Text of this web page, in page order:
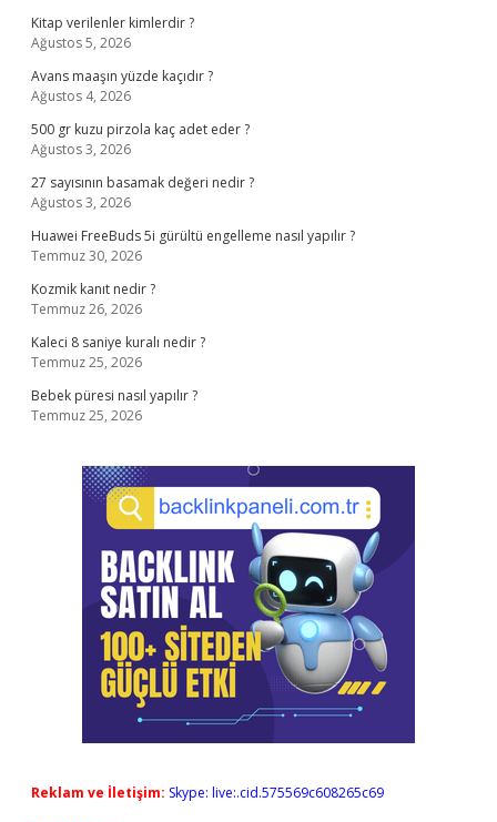
Kitap verilenler kimlerdir ?
Ağustos 5, 2026
Avans maaşın yüzde kaçıdır ?
Ağustos 4, 2026
500 gr kuzu pirzola kaç adet eder ?
Ağustos 3, 2026
27 sayısının basamak değeri nedir ?
Ağustos 3, 2026
Huawei FreeBuds 5i gürültü engelleme nasıl yapılır ?
Temmuz 30, 2026
Kozmik kanıt nedir ?
Temmuz 26, 2026
Kaleci 8 saniye kuralı nedir ?
Temmuz 25, 2026
Bebek püresi nasıl yapılır ?
Temmuz 25, 2026
Reklam ve İletişim: Skype: live:.cid.575569c608265c69